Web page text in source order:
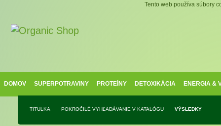
Tento web používa súbory
DOMOV SUPERPOTRAVINY PROTEÍNY DETOXIKÁCIA ENERGIA &
TITULKA POKROČILÉ VYHĽADÁVANIE V KATALÓGU VÝSLEDKY